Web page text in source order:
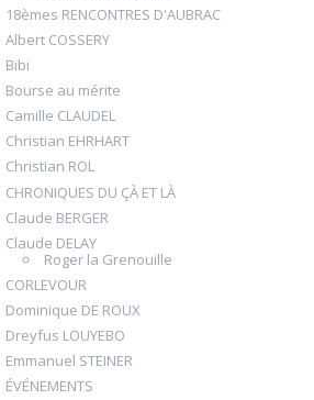
18èmes RENCONTRES D'AUBRAC
Albert COSSERY
Bibi
Bourse au mérite
Camille CLAUDEL
Christian EHRHART
Christian ROL
CHRONIQUES DU ÇÀ ET LÀ
Claude BERGER
Claude DELAY
Roger la Grenouille
CORLEVOUR
Dominique DE ROUX
Dreyfus LOUYEBO
Emmanuel STEINER
ÉVÉNEMENTS